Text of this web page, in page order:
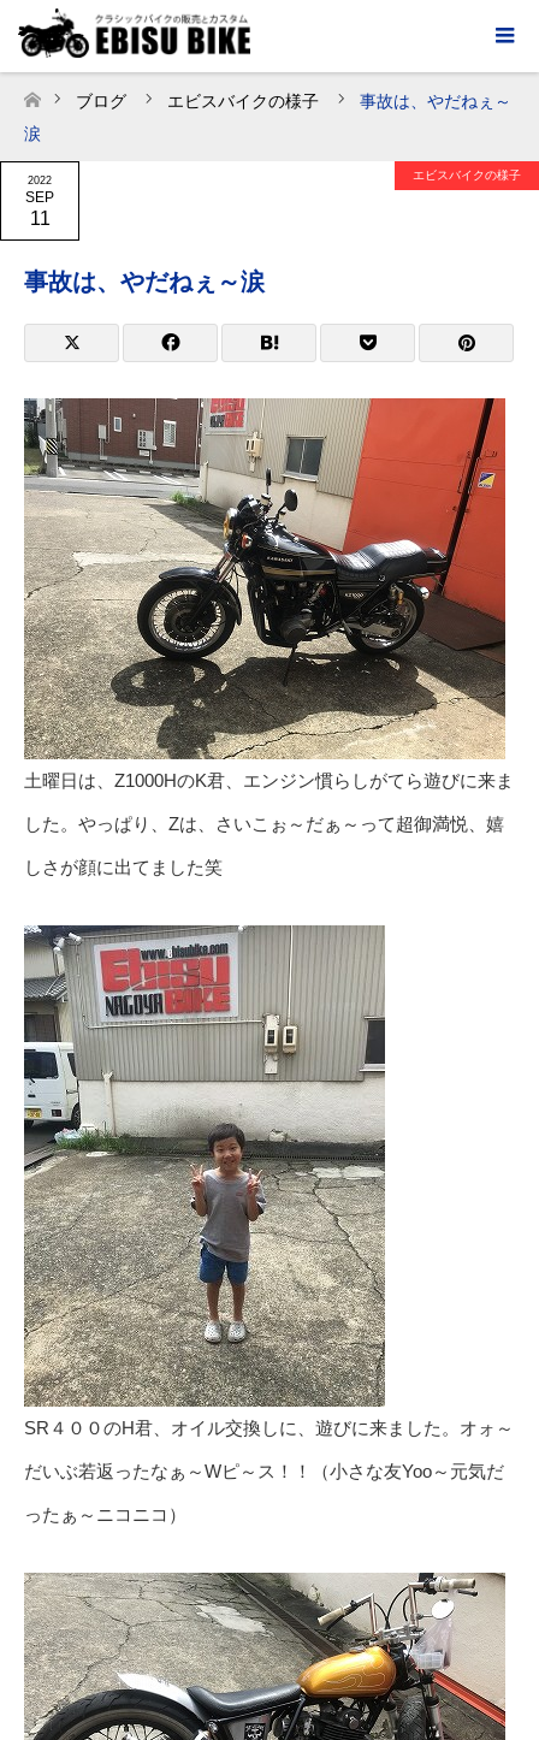
ホーム
ブログ エビスバイクの様子
事故は、やだねぇ～
涙
2022
SEP
11
エビスバイクの様子
事故は、やだねぇ～涙
土曜日は、Z1000HのK君、エンジン慣らしがてら遊びに来ま
した。やっぱり、Zは、さいこぉ～だぁ～って超御満悦、嬉
しさが顔に出てました笑
SR４００のH君、オイル交換しに、遊びに来ました。オォ～
だいぶ若返ったなぁ～Wピ～ス！！（小さな友Yoo～元気だ
ったぁ～ニコニコ）